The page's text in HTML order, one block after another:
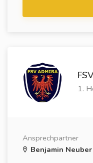
1.
Ansprechpartner
Benjamin Neuber